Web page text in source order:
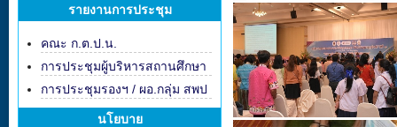
รายงานการประชุม
คณะ ก.ต.ป.น.
การประชุมผู้บริหารสถานศึกษา
การประชุมรองฯ / ผอ.กลุ่ม สพป
นโยบาย